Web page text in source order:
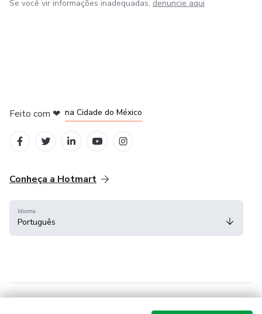
Se você vir informações inadequadas, denuncie aqui
Feito com ❤ na Cidade do México
Conheça a Hotmart
Idioma
Português